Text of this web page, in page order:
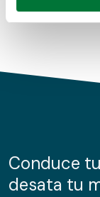
Obtenga más
de cookies.
información
nuestros
Conduce
desata tu